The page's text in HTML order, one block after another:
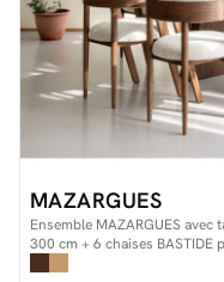
MAZARGUES
Ensemble MAZARGUES
300 cm + 6 chaises BASTIDE